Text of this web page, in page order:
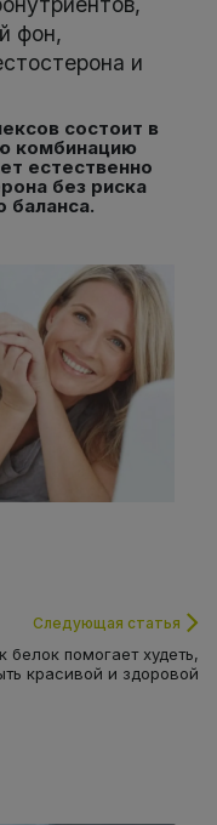
фон,
и
состоит в
комбинацию
естественно
без риска
баланса.
Следующая статья
белок помогает худеть,
красивой и здоровой